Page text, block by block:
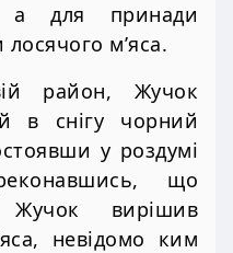
а для принади
м’яса.
район, Жучок
в снігу чорний
у роздумі
що
Жучок вирішив
невідомо ким